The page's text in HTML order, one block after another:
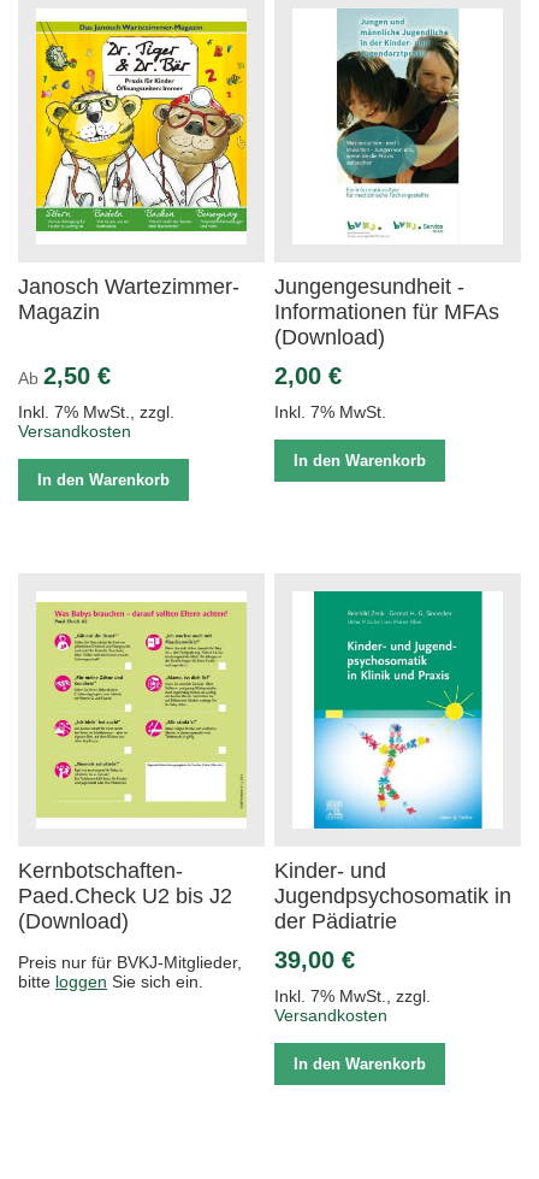
Janosch Wartezimmer-
Magazin
Ab 2,50 €
Inkl. 7% MwSt., zzgl.
Versandkosten
In den Warenkorb
Jungengesundheit -
Informationen für MFAs
(Download)
2,00 €
Inkl. 7% MwSt.
In den Warenkorb
Kernbotschaften-
Paed.Check U2 bis J2
(Download)
Preis nur für BVKJ-Mitglieder,
bitte loggen Sie sich ein.
Kinder- und
Jugendpsychosomatik in
der Pädiatrie
39,00 €
Inkl. 7% MwSt. ,zzgl.
Versandkosten
In den Warenkorb